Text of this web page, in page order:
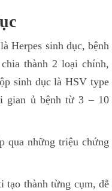
Herpes sinh dục, bệnh
thành 2 loại chính,
sinh dục là HSV type
gian ủ bệnh từ 3 – 10
qua những triệu chứng
tạo thành từng cụm, dễ